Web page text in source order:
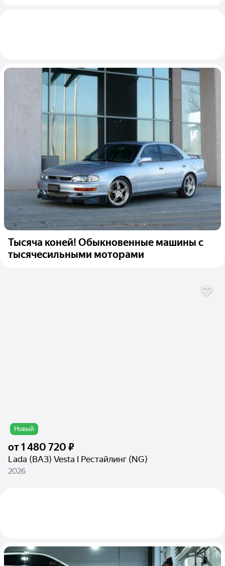
Тысяча коней! Обыкновенные машины с
тысячесильными моторами
Новый
от1 480 720 ₽
Lada (ВАЗ) Vesta I Рестайлинг (NG)
2026